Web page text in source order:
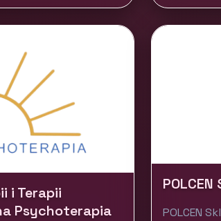
i Terapii
Psychoterapia
POLCEN